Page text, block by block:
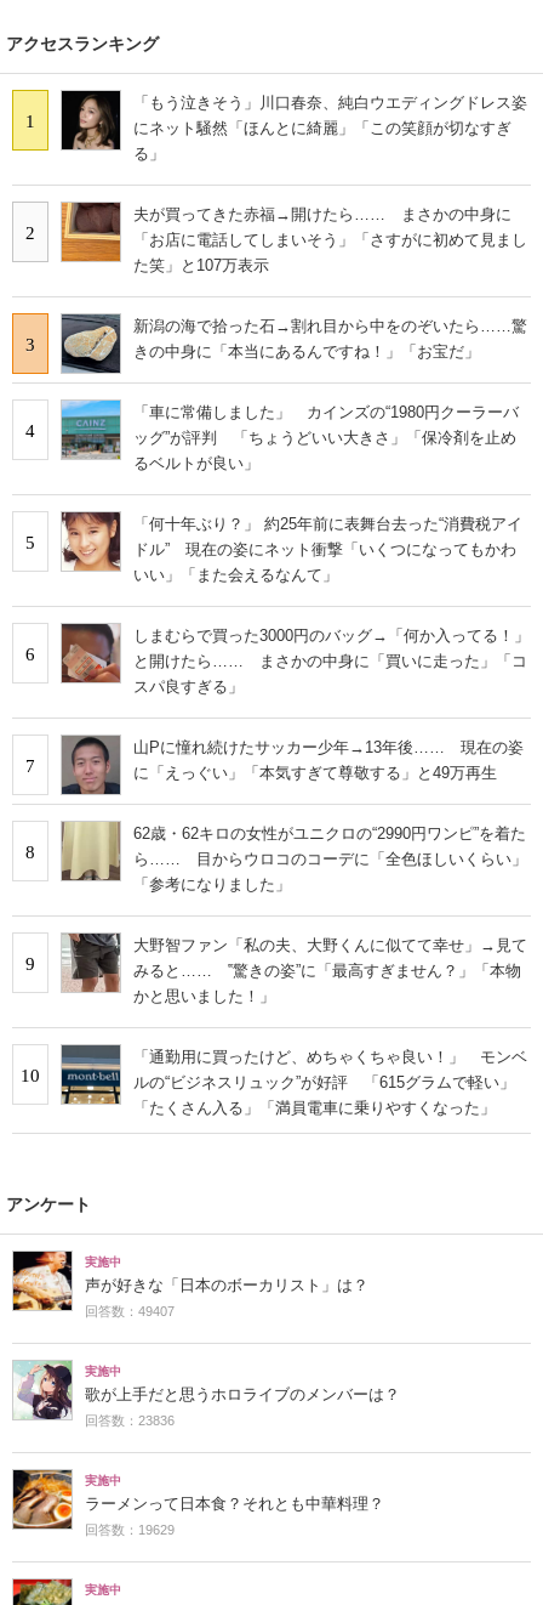
アクセスランキング
1
「もう泣きそう」川口春奈、純白ウエディングドレス姿
にネット騒然「ほんとに綺麗」「この笑顔が切なすぎ
る」
2
夫が買ってきた赤福→開けたら…… まさかの中身に
「お店に電話してしまいそう」「さすがに初めて見まし
た笑」と107万表示
3
新潟の海で拾った石→割れ目から中をのぞいたら……驚
きの中身に「本当にあるんですね！」「お宝だ」
4
「車に常備しました」 カインズの“1980円クーラーバ
ッグ”が評判 「ちょうどいい大きさ」「保冷剤を止め
るベルトが良い」
5
「何十年ぶり？」 約25年前に表舞台去った“消費税アイ
ドル” 現在の姿にネット衝撃「いくつになってもかわ
いい」「また会えるなんて」
6
しまむらで買った3000円のバッグ→「何か入ってる！」
と開けたら…… まさかの中身に「買いに走った」「コ
スパ良すぎる」
7
山Pに憧れ続けたサッカー少年→13年後…… 現在の姿
に「えっぐい」「本気すぎて尊敬する」と49万再生
8
62歳・62キロの女性がユニクロの“2990円ワンピ”を着た
ら…… 目からウロコのコーデに「全色ほしいくらい」
「参考になりました」
9
大野智ファン「私の夫、大野くんに似てて幸せ」→見て
みると…… ‟驚きの姿”に「最高すぎません？」「本物
かと思いました！」
10
「通勤用に買ったけど、めちゃくちゃ良い！」 モンベ
ルの“ビジネスリュック”が好評 「615グラムで軽い」
「たくさん入る」「満員電車に乗りやすくなった」
アンケート
実施中
声が好きな「日本のボーカリスト」は？
回答数：49407
実施中
歌が上手だと思うホロライブのメンバーは？
回答数：23836
実施中
ラーメンって日本食？それとも中華料理？
回答数：19629
実施中